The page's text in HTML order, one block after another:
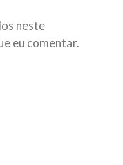
neste
eu comentar.